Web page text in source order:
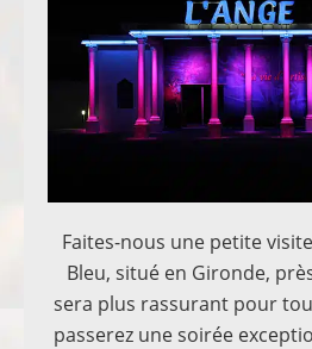
Faites-nous une petite
Bleu, situé en Gironde,
sera plus rassurant pour
passerez une soirée